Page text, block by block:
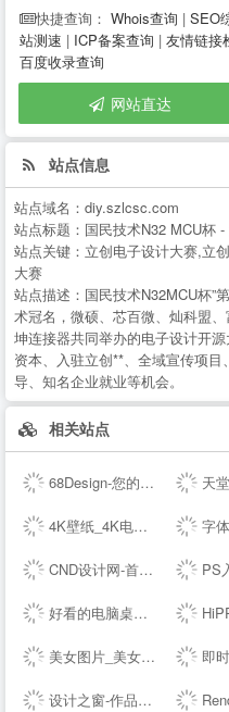
快捷查询： Whois查询 | SEO
站测速 | ICP备案查询 | 友情链接
百度收录查询
网站直达
站点信息
站点域名： diy.szlcsc.com
站点标题： 国民技术N32 MCU杯
站点关键： 立创电子设计大赛,立
大赛
站点描述： 国民技术N32MCU杯”
术冠名，微硕、芯百微、灿科盟
坤连接器共同举办的电子设计开
资本、入驻立创**、全域宣传项
导、知名企业就业等机会。
相关站点
68Design-您的线上设计部，找设计师远程工作专业平台 天堂图片网_高清
4K壁纸_4K电脑壁纸_4K高清壁纸下载_4K,5K,6K,7K,8K壁纸图片素材_彼岸图网 字体下载_免
CND设计网-首席设计师网络媒体,为设计师提供有效的传播和服务,设计网络首选品牌,设计网络首选品牌 PS入门教程_ui设计教
好看的电脑桌面壁纸_高清壁纸下载-壁纸图片大全 HiPPTER |
美女图片_美女壁纸_写真女神_极品尤物_宅男女神尽在—奇妙尤物网 即时设计 -
设计之窗-作品设计及备案门户 Renderbus云渲